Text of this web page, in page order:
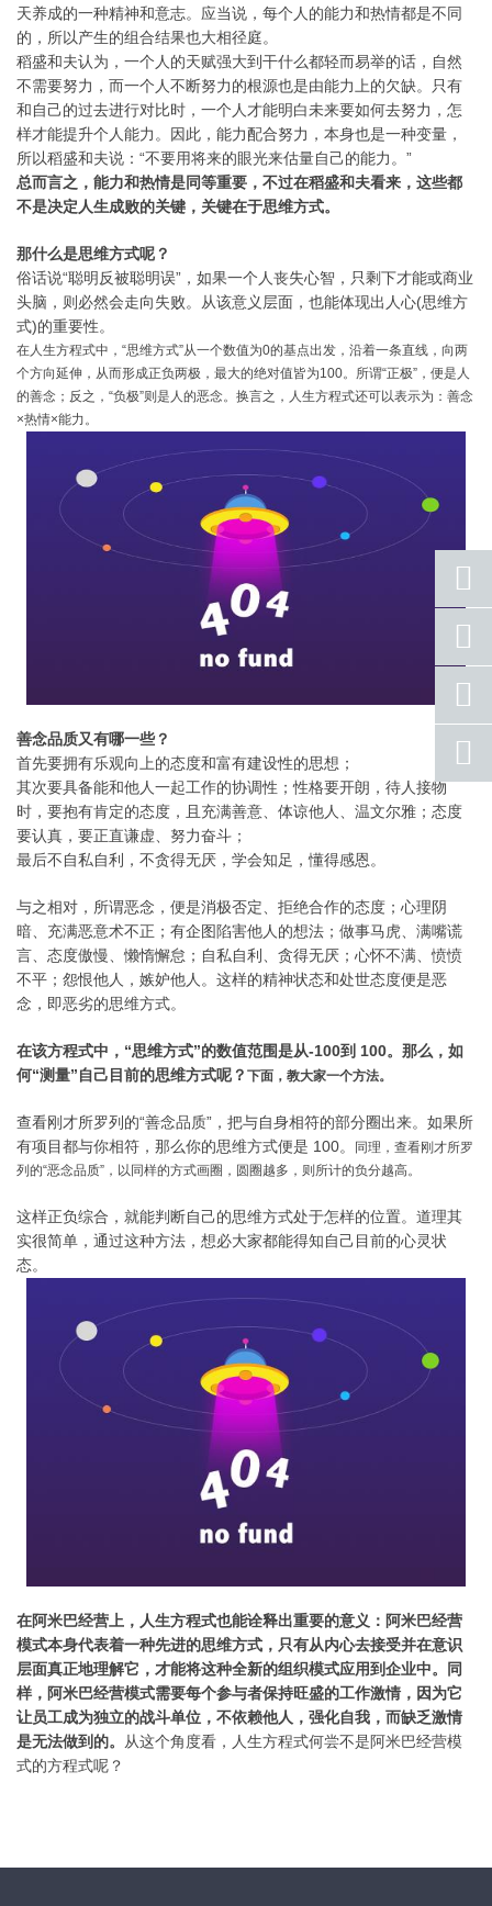
天养成的一种精神和意志。应当说，每个人的能力和热情都是不同
的，所以产生的组合结果也大相径庭。
稻盛和夫认为，一个人的天赋强大到干什么都轻而易举的话，自然
不需要努力，而一个人不断努力的根源也是由能力上的欠缺。只有
和自己的过去进行对比时，一个人才能明白未来要如何去努力，怎
样才能提升个人能力。因此，能力配合努力，本身也是一种变量，
所以稻盛和夫说：“不要用将来的眼光来估量自己的能力。”
总而言之，能力和热情是同等重要，不过在稻盛和夫看来，这些都
不是决定人生成败的关键，关键在于思维方式。
那什么是思维方式呢？
俗话说“聪明反被聪明误”，如果一个人丧失心智，只剩下才能或商业
头脑，则必然会走向失败。从该意义层面，也能体现出人心(思维方
式)的重要性。
在人生方程式中，“思维方式”从一个数值为0的基点出发，沿着一条直线，向两
个方向延伸，从而形成正负两极，最大的绝对值皆为100。 所谓“正极”，便是人
的善念；反之，“负极”则是人的恶念。换言之，人生方程式还可以表示为：善念
×热情×能力。
善念品质又有哪一些？
首先要拥有乐观向上的态度和富有建设性的思想；
其次要具备能和他人一起工作的协调性；性格要开朗，待人接物
时，要抱有肯定的态度，且充满善意、体谅他人、温文尔雅；态度
要认真，要正直谦虚、努力奋斗；
最后不自私自利，不贪得无厌，学会知足，懂得感恩。
与之相对，所谓恶念，便是消极否定、拒绝合作的态度；心理阴
暗、充满恶意术不正；有企图陷害他人的想法；做事马虎、满嘴谎
言、态度傲慢、懒惰懈怠；自私自利、贪得无厌；心怀不满、愤愤
不平；怨恨他人，嫉妒他人。这样的精神状态和处世态度便是恶
念，即恶劣的思维方式。
在该方程式中，“思维方式”的数值范围是从-100到 100。那么，如
何“测量”自己目前的思维方式呢？ 下面，教大家一个方法。
查看刚才所罗列的“善念品质”，把与自身相符的部分圈出来。如果所
有项目都与你相符，那么你的思维方式便是 100。
同理，查看刚才所罗
列的“恶念品质”，以同样的方式画圈，圆圈越多，则所计的负分越高。
这样正负综合，就能判断自己的思维方式处于怎样的位置。道理其
实很简单，通过这种方法，想必大家都能得知自己目前的心灵状
态。
在阿米巴经营上，人生方程式也能诠释出重要的意义：阿米巴经营
模式本身代表着一种先进的思维方式，只有从内心去接受并在意识
层面真正地理解它，才能将这种全新的组织模式应用到企业中。同
样，阿米巴经营模式需要每个参与者保持旺盛的工作激情，因为它
让员工成为独立的战斗单位，不依赖他人，强化自我，而缺乏激情
是无法做到的。 从这个角度看，人生方程式何尝不是阿米巴经营模
式的方程式呢？
座机
号码
手机
号码
qq
联系
返回
顶部